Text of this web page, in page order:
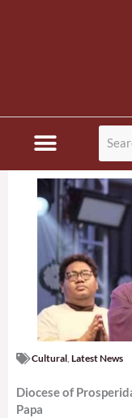
Cultural Latest News
Diocese of
Papa